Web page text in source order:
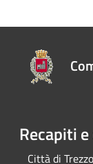
Recapiti
Città di